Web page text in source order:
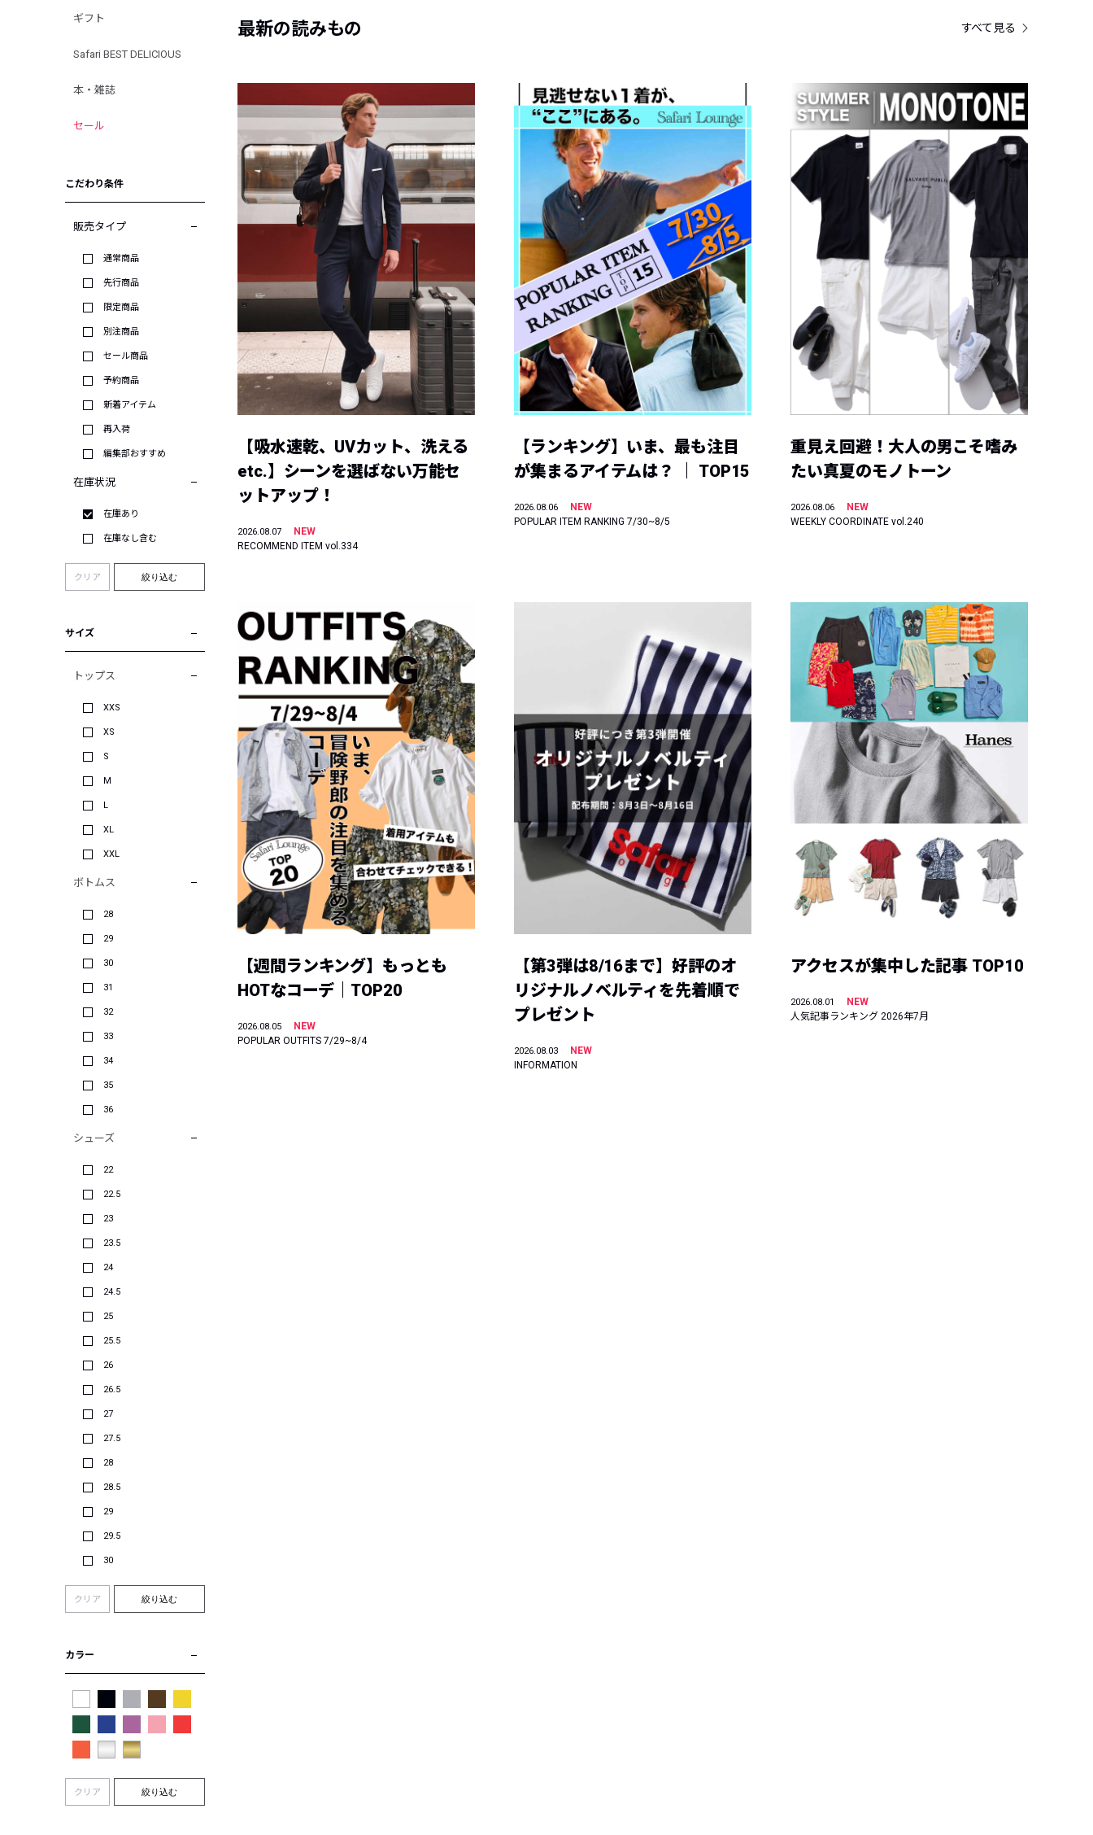
ギフト
Safari BEST DELICIOUS
本・雑誌
セール
こだわり条件
販売タイプ
通常商品
先行商品
限定商品
別注商品
セール商品
予約商品
新着アイテム
再入荷
編集部おすすめ
在庫状況
在庫あり
在庫なし含む
クリア 絞り込む
サイズ
トップス
XXS
XS
S
M
L
XL
XXL
ボトムス
28
29
30
31
32
33
34
35
36
シューズ
22
22.5
23
23.5
24
24.5
25
25.5
26
26.5
27
27.5
28
28.5
29
29.5
30
クリア 絞り込む
カラー
クリア 絞り込む
最新の読みもの すべて見る
【吸水速乾、UVカット、洗える
etc.】シーンを選ばない万能セ
ットアップ！
2026.08.07
NEW
RECOMMEND ITEM vol.334
【ランキング】いま、最も注目
が集まるアイテムは？ ｜ TOP15
2026.08.06
NEW
POPULAR ITEM RANKING 7/30~8/5
重見え回避！大人の男こそ嗜み
たい真夏のモノトーン
2026.08.06
NEW
WEEKLY COORDINATE vol.240
【週間ランキング】もっとも
HOTなコーデ｜TOP20
2026.08.05
NEW
POPULAR OUTFITS 7/29~8/4
【第3弾は8/16まで】好評のオ
リジナルノベルティを先着順で
プレゼント
2026.08.03
NEW
INFORMATION
アクセスが集中した記事 TOP10
2026.08.01
NEW
人気記事ランキング 2026年7月